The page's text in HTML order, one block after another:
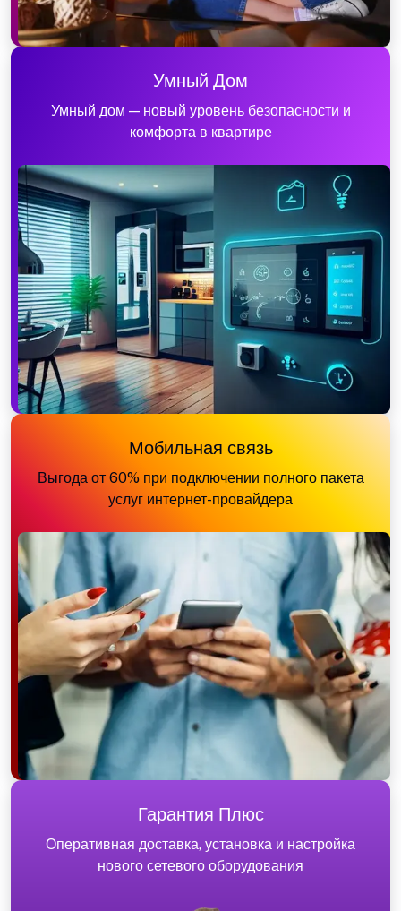
Умный Дом
Умный дом — новый уровень безопасности и
комфорта в квартире
Мобильная связь
Выгода от 60% при подключении полного пакета
услуг интернет-провайдера
Гарантия Плюс
Оперативная доставка, установка и настройка
нового сетевого оборудования